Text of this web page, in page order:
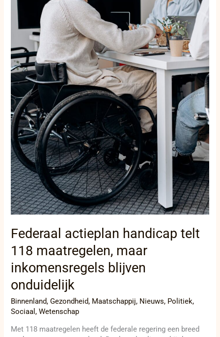
Federaal actieplan handicap telt
118 maatregelen, maar
inkomensregels blijven
onduidelijk
Binnenland,Gezondheid, Maatschappij, Nieuws, Politiek,
Sociaal,Wetenschap
Met 118 maatregelen heeft de federale regering een breed
blijven
onduidelijk